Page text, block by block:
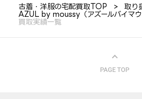
古着・洋服の宅配買取TOP
取り
AZUL by moussy（アズールバイマ
買取実績一覧